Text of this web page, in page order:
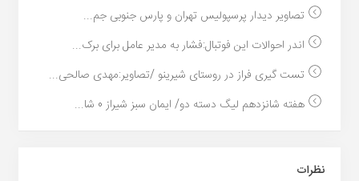
تصاویر دیدار پرسپولیس تهران و پارس جنوبی جم...
اندر احوالات این فوتبال:فشار به مدیر عامل برای برک...
تست گیری فراز در روستای شیرینو /تصاویر:مهدی صالحی...
هفته شانزدهم لیگ دسته دو/ ایمان سبز شیراز 0 شا...
نظرات